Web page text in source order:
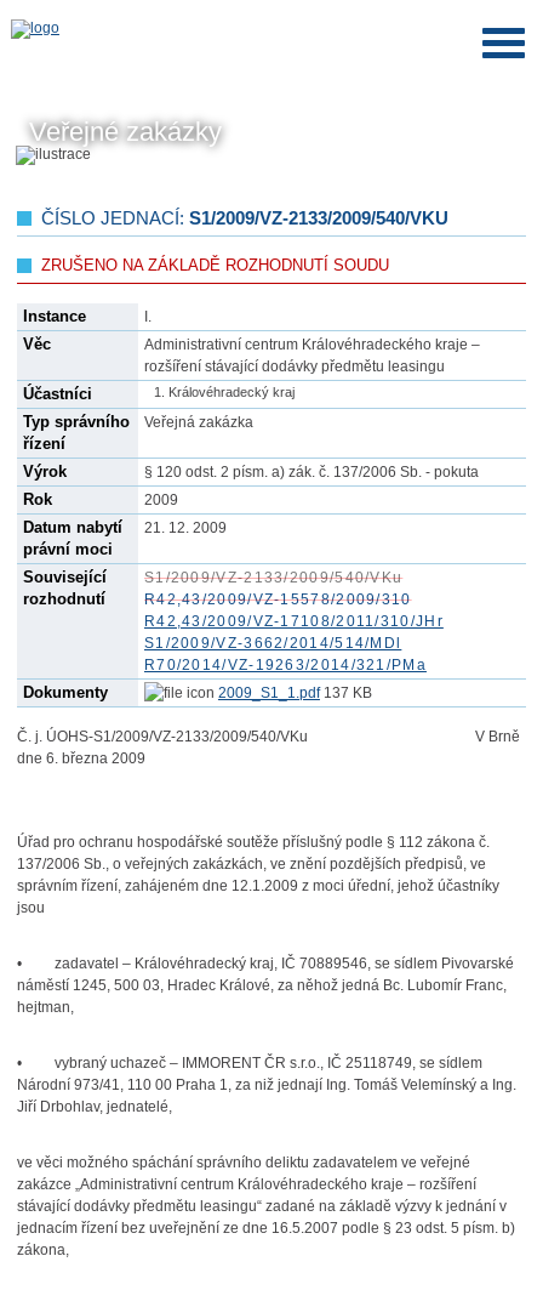
Veřejné zakázky
ČÍSLO JEDNACÍ: S1/2009/VZ-2133/2009/540/VKU
ZRUŠENO NA ZÁKLADĚ ROZHODNUTÍ SOUDU
Instance I.
Věc
Administrativní centrum Královéhradeckého kraje –
rozšíření stávající dodávky předmětu leasingu
Účastníci Královéhradecký kraj
Typ správního
řízení
Veřejná zakázka
Výrok § 120 odst. 2 písm. a) zák. č. 137/2006 Sb. - pokuta
Rok 2009
Datum nabytí
právní moci
21. 12. 2009
Související
rozhodnutí
S1/2009/VZ-2133/2009/540/VKu
R42,43/2009/VZ-15578/2009/310
R42,43/2009/VZ-17108/2011/310/JHr
S1/2009/VZ-3662/2014/514/MDl
R70/2014/VZ-19263/2014/321/PMa
Dokumenty 2009_S1_1.pdf137 KB
Č. j. ÚOHS-S1/2009/VZ-2133/2009/540/VKu
V Brně
dne 6. března 2009
Úřad pro ochranu hospodářské soutěže příslušný podle § 112 zákona č.
137/2006 Sb., o veřejných zakázkách, ve znění pozdějších předpisů, ve
správním řízení, zahájeném dne 12.1.2009 z moci úřední, jehož účastníky
jsou
• zadavatel – Královéhradecký kraj, IČ 70889546, se sídlem Pivovarské
náměstí 1245, 500 03, Hradec Králové, za něhož jedná Bc. Lubomír Franc,
hejtman,
• vybraný uchazeč – IMMORENT ČR s.r.o., IČ 25118749, se sídlem
Národní 973/41, 110 00 Praha 1, za niž jednají Ing. Tomáš Velemínský a Ing.
Jiří Drbohlav, jednatelé,
ve věci možného spáchání správního deliktu zadavatelem ve veřejné
zakázce „Administrativní centrum Královéhradeckého kraje – rozšíření
stávající dodávky předmětu leasingu“ zadané na základě výzvy k jednání v
jednacím řízení bez uveřejnění ze dne 16.5.2007 podle § 23 odst. 5 písm. b)
zákona,